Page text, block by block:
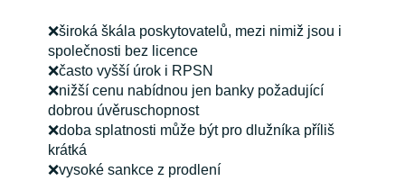
❌široká škála poskytovatelů, mezi nimiž jsou i
společnosti bez licence
❌často vyšší úrok i RPSN
❌nižší cenu nabídnou jen banky požadující
dobrou úvěruschopnost
❌doba splatnosti může být pro dlužníka příliš
krátká
❌vysoké sankce z prodlení